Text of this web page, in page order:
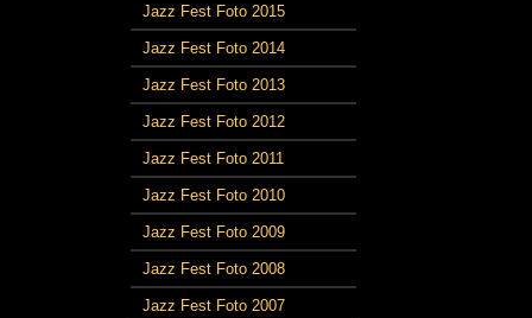
Jazz Fest Foto 2015
Jazz Fest Foto 2014
Jazz Fest Foto 2013
Jazz Fest Foto 2012
Jazz Fest Foto 2011
Jazz Fest Foto 2010
Jazz Fest Foto 2009
Jazz Fest Foto 2008
Jazz Fest Foto 2007